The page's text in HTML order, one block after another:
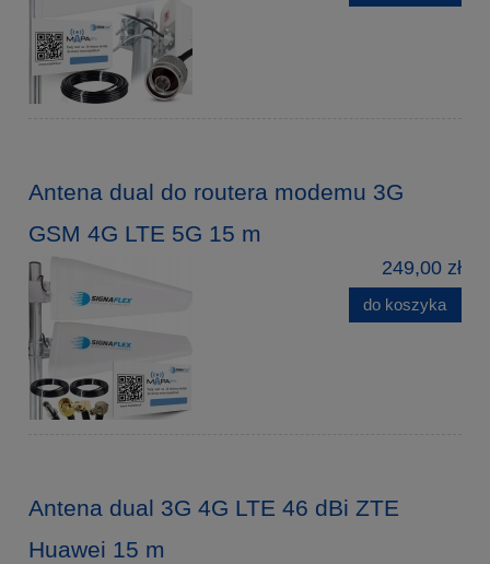
Antena dual do routera modemu 3G
GSM 4G LTE 5G 15 m
249,00 zł
do koszyka
Antena dual 3G 4G LTE 46 dBi ZTE
Huawei 15 m